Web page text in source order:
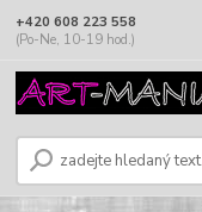
+420 608 223 558
(Po-Ne, 10-19 hod.)